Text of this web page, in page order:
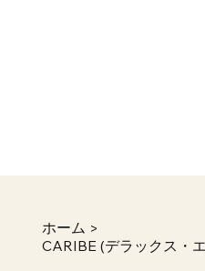
ホーム >